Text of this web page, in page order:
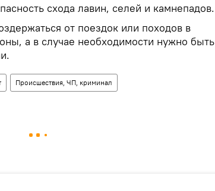
схода лавин, селей и камнепадов.
от поездок или походов в
а в случае необходимости нужно быть
Происшествия, ЧП, криминал